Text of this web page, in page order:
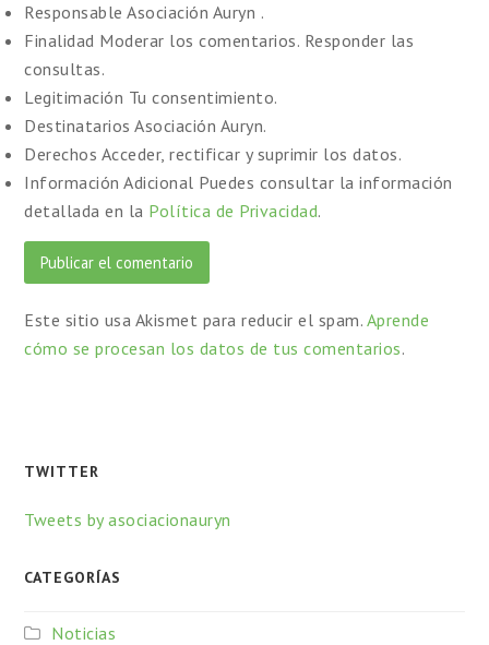
Responsable Asociación Auryn .
Finalidad Moderar los comentarios. Responder las
consultas.
Legitimación Tu consentimiento.
Destinatarios Asociación Auryn.
Derechos Acceder, rectificar y suprimir los datos.
Información Adicional Puedes consultar la información
detallada en la Política de Privacidad.
Este sitio usa Akismet para reducir el spam. Aprende
cómo se procesan los datos de tus comentarios.
TWITTER
Tweets by asociacionauryn
CATEGORÍAS
Noticias